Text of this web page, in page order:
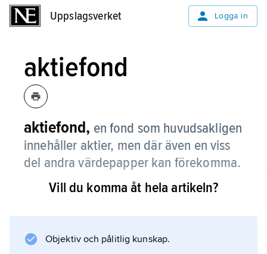
Uppslagsverket Logga in
aktiefond
aktiefond, en fond som huvudsakligen
innehåller aktier, men där även en viss
del andra värdepapper kan förekomma.
En aktiefond investerar i aktier eller
inget inflytande över aktieportföljens
Vill du komma åt hela artikeln?
Objektiv och pålitlig kunskap.